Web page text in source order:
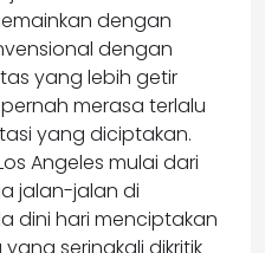
dengan
dengan
yang lebih getir
merasa terlalu
yang diciptakan.
Angeles mulai dari
jalan-jalan di
dini hari menciptakan
seringkali dikritik